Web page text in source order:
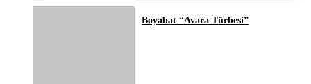
Boyabat “Avara Türbesi”